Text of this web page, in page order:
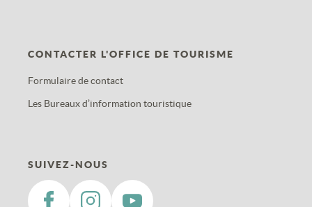
CONTACTER L'OFFICE DE TOURISME
Formulaire de contact
Les Bureaux d’information touristique
SUIVEZ-NOUS